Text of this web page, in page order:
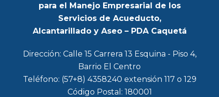
para el Manejo Empresarial de los
Servicios de Acueducto,
Alcantarillado y Aseo – PDA Caquetá
Dirección: Calle 15 Carrera 13 Esquina - Piso 4,
Barrio El Centro
Teléfono: (57+8) 4358240 extensión 117 o 129
Código Postal: 180001